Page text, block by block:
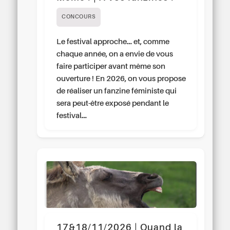
CONCOURS
Le festival approche… et, comme
chaque année, on a envie de vous
faire participer avant même son
ouverture ! En 2026, on vous propose
de réaliser un fanzine féministe qui
sera peut-être exposé pendant le
festival…
17&18/11/2026 | Quand la